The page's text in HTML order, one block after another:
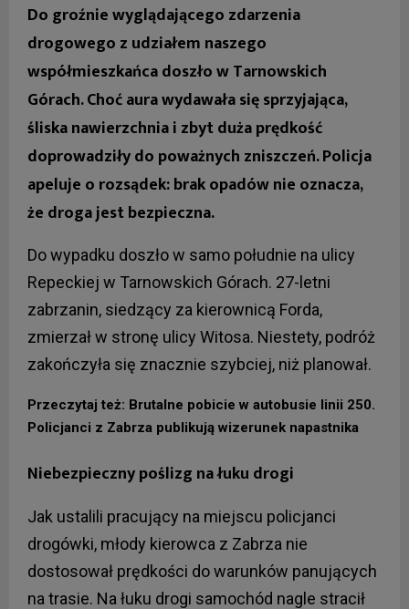
Do groźnie wyglądającego zdarzenia
drogowego z udziałem naszego
współmieszkańca doszło w Tarnowskich
Górach. Choć aura wydawała się sprzyjająca,
śliska nawierzchnia i zbyt duża prędkość
doprowadziły do poważnych zniszczeń. Policja
apeluje o rozsądek: brak opadów nie oznacza,
że droga jest bezpieczna.
Do wypadku doszło w samo południe na ulicy
Repeckiej w Tarnowskich Górach. 27-letni
zabrzanin, siedzący za kierownicą Forda,
zmierzał w stronę ulicy Witosa. Niestety, podróż
zakończyła się znacznie szybciej, niż planował.
Przeczytaj też: Brutalne pobicie w autobusie linii 250.
Policjanci z Zabrza publikują wizerunek napastnika
Niebezpieczny poślizg na łuku drogi
Jak ustalili pracujący na miejscu policjanci
drogówki, młody kierowca z Zabrza nie
dostosował prędkości do warunków panujących
na trasie. Na łuku drogi samochód nagle stracił